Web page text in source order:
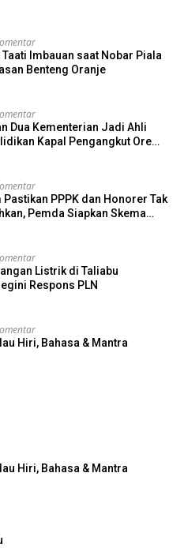
Taati Imbauan saat Nobar Piala
Benteng Oranje
Dua Kementerian Jadi Ahli
Kapal Pengangkut Ore
Pastikan PPPK dan Honorer Tak
Pemda Siapkan Skema
Listrik di Taliabu
Respons PLN
Hiri, Bahasa & Mantra
Hiri, Bahasa & Mantra